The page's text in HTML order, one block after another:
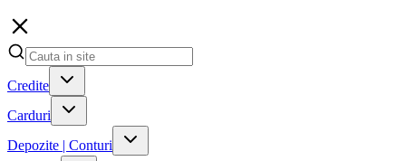
Credite
Carduri
Depozite | Conturi